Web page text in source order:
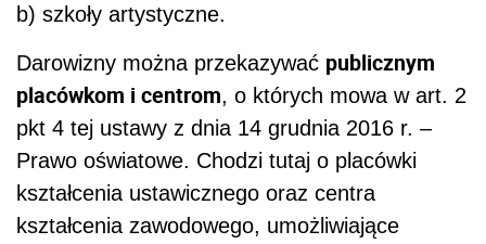
b) szkoły artystyczne.
Darowizny można przekazywać publicznym
placówkom i centrom, o których mowa w art. 2
pkt 4 tej ustawy z dnia 14 grudnia 2016 r. –
Prawo oświatowe. Chodzi tutaj o placówki
kształcenia ustawicznego oraz centra
kształcenia zawodowego, umożliwiające